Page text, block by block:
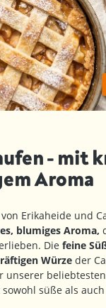
- mit
Aroma
Erikaheide und
blumiges Aroma,
Die feine
Würzeder
unserer
süße als